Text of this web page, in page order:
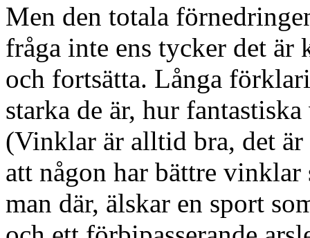
Men den totala
fråga inte ens tycker det
och fortsätta. Långa
starka de är, hur
(Vinklar är alltid bra, det är
att någon har bättre vinklar
man där, älskar en sport